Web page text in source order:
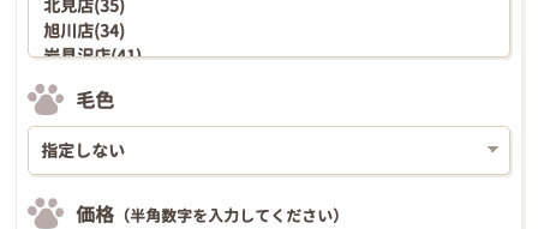
毛色
価格 （半角数字を入力してください）